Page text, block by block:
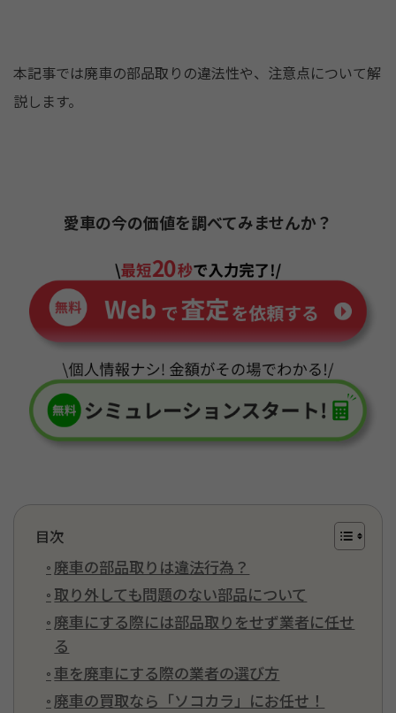
本記事では廃車の部品取りの違法性や、注意点について解
説します。
愛車の今の価値を調べてみませんか？
目次
廃車の部品取りは違法行為？
取り外しても問題のない部品について
廃車にする際には部品取りをせず業者に任せ
る
車を廃車にする際の業者の選び方
廃車の買取なら「ソコカラ」にお任せ！